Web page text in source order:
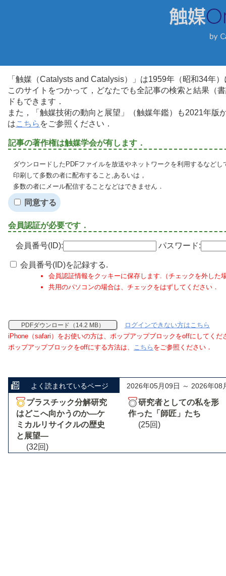
「触媒（Catalysts and Catalysis）」は1959年（昭和34年
このサイトをつかって，どなたでも全記事の検索と結果（
ドもできます．
また，「触媒技術の動向と展望」（触媒年鑑）も2021年
はこちら をご参照ください．
記事の著作権は触媒学会が有します．
ダウンロードしたPDFファイルを放送やネットワークを利用するなど
印刷して多数の者に配布すること,あるいは，
多数の者にメール配信することなどはできません．
同意する
会員認証が必要です．
会員番号(ID): パスワード:
会員番号(ID)を記録する.
会員認証情報をクッキーに保存します.（チェックを外した
共用のパソコンの場合は、チェックをはずしてください．
PDFダウンロード（14.2 MB）
ログインできない方はこちら
iPhone（safari）をお使いの方は、ポップアップブロックをoffにしてくだ
ポップアップブロックをoffにする方法は、 こちら をご参照ください．
よく読まれているページ 2026年05月09日 ～ 2026年08
プラスチック分解研究
はどこへ向かうのか―ケ
ミカルリサイクルの歴史
と展望―
(32回)
研究者としての私を形
作った「師匠」たち
(25回)